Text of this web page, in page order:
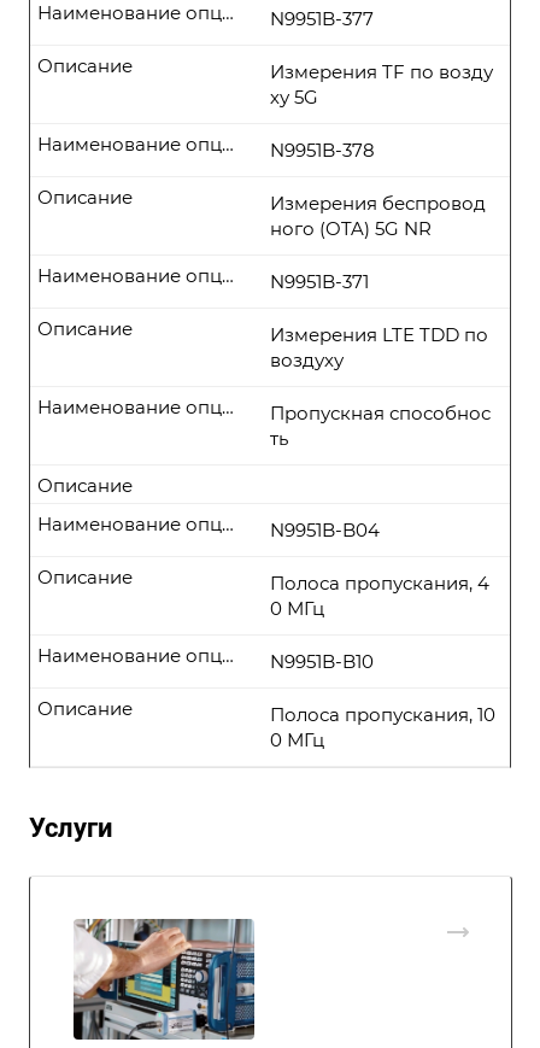
N9951B-377
Наименование опции
Измерения TF по возду
ху 5G
Описание
N9951B-378
Наименование опции
Измерения беспровод
ного (OTA) 5G NR
Описание
N9951B-371
Наименование опции
Измерения LTE TDD по
воздуху
Описание
Пропускная способнос
ть
Наименование опции
Описание
N9951B-B04
Наименование опции
Полоса пропускания, 4
0 МГц
Описание
N9951B-B10
Наименование опции
Полоса пропускания, 10
0 МГц
Описание
Услуги